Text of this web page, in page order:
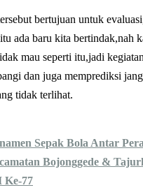
bertujuan untuk
ada baru kita bertindak,nah
mau seperti itu,jadi
dan juga memprediksi
tidak terlihat.
Sepak Bola Antar
Bojonggede &
Ke-77